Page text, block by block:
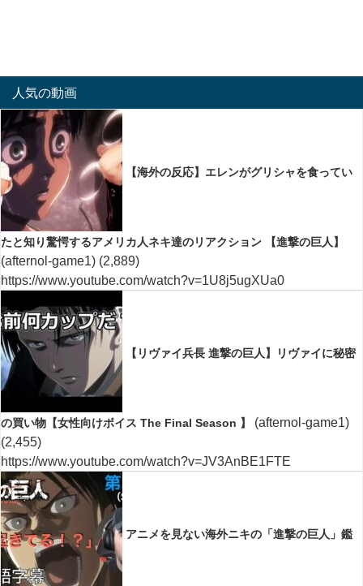
人気の動画
【海外の反応】エレンがグリシャを食ってい
たと知り驚愕するアメリカ人ネキ達のリアクション 【進撃の巨人】
(afternol-game1) (2,889)
https://www.youtube.com/watch?v=1U8j5ugXUa0
【リヴァイ兵長 進撃の巨人】リヴァイに秘密
の買い物【女性向けボイス The Final Season 】
(afternol-game1)
(2,455)
https://www.youtube.com/watch?v=JV3AnBE1FTE
アニメを見ない海外ニキの「進撃の巨人」鑑